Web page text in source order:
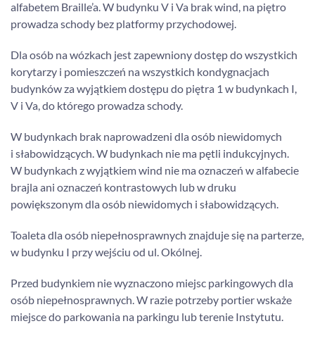
alfabetem Braille’a. W budynku V i Va brak wind, na piętro
prowadza schody bez platformy przychodowej.
Dla osób na wózkach jest zapewniony dostęp do wszystkich
korytarzy i pomieszczeń na wszystkich kondygnacjach
budynków za wyjątkiem dostępu do piętra 1 w budynkach I,
V i Va, do którego prowadza schody.
W budynkach brak naprowadzeni dla osób niewidomych
i słabowidzących. W budynkach nie ma pętli indukcyjnych.
W budynkach z wyjątkiem wind nie ma oznaczeń w alfabecie
brajla ani oznaczeń kontrastowych lub w druku
powiększonym dla osób niewidomych i słabowidzących.
Toaleta dla osób niepełnosprawnych znajduje się na parterze,
w budynku I przy wejściu od ul. Okólnej.
Przed budynkiem nie wyznaczono miejsc parkingowych dla
osób niepełnosprawnych. W razie potrzeby portier wskaże
miejsce do parkowania na parkingu lub terenie Instytutu.